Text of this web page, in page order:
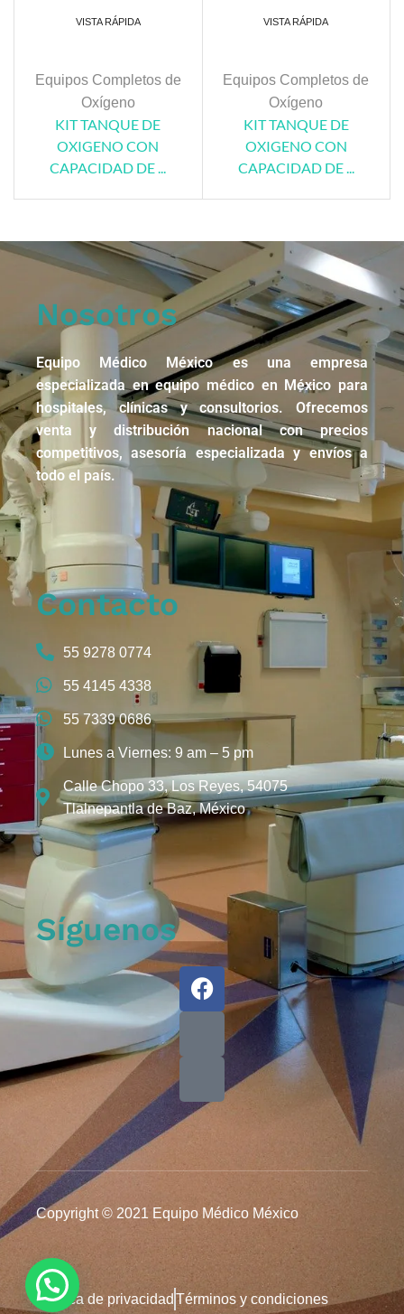
VISTA RÁPIDA
Equipos Completos de
Oxígeno
KIT TANQUE DE
OXIGENO CON
CAPACIDAD DE ...
VISTA RÁPIDA
Equipos Completos de
Oxígeno
KIT TANQUE DE
OXIGENO CON
CAPACIDAD DE ...
Nosotros
Equipo Médico México es una empresa
especializada en equipo médico en México para
hospitales, clínicas y consultorios. Ofrecemos
venta y distribución nacional con precios
competitivos, asesoría especializada y envíos a
todo el país.
Contacto
55 9278 0774
55 4145 4338
55 7339 0686
Lunes a Viernes: 9 am – 5 pm
Calle Chopo 33, Los Reyes, 54075
Tlalnepantla de Baz, México
Síguenos
Copyright © 2021 Equipo Médico México
Política de privacidad Términos y condiciones